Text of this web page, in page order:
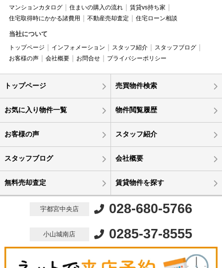
マンションカタログ 住まいの購入の流れ
賃貸vs持ち家
住宅取得時にかかる諸費用
不動産売却査定 住宅ローン相談
当社について
トップページ インフォメーション スタッフ紹介
スタッフブログ
お客様の声
会社概要 お問合せ プライバシーポリシー
トップページ 売買物件検索
お気に入り物件一覧 物件閲覧履歴
お客様の声 スタッフ紹介
スタッフブログ 会社概要
無料売却査定 賃貸物件を探す
宇都宮中央店 028-680-5766
小山城南店 0285-37-8555